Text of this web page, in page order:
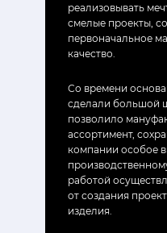
реализовывать
смелые проекты,
первоначальное
качество.
Со времени
сделали большой
позволило
ассортимент,
компании особое
работой
от создания
изделия.